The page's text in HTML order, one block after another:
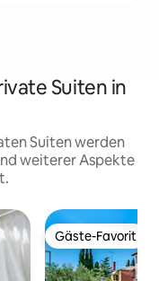
Suiten in
Suiten werden
weiterer Aspekte
Gäste-Favorit
Gäste-Favorit